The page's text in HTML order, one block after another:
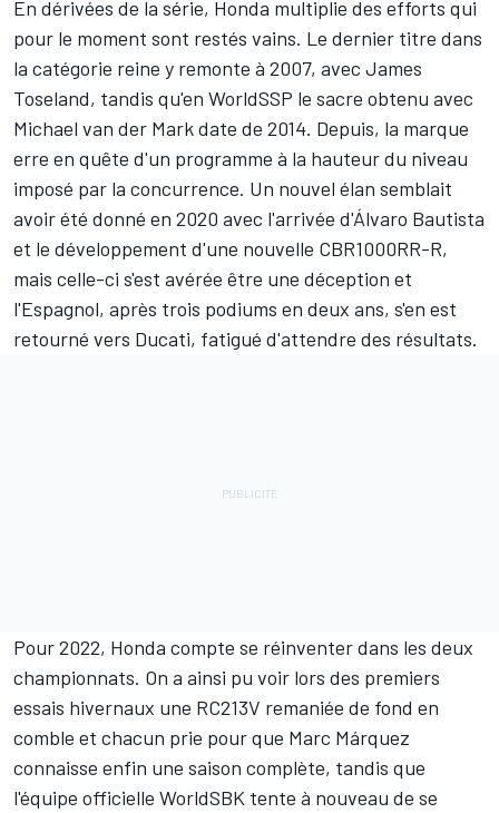
En dérivées de la série, Honda multiplie des efforts qui
pour le moment sont restés vains. Le dernier titre dans
la catégorie reine y remonte à 2007, avec James
Toseland, tandis qu'en WorldSSP le sacre obtenu avec
Michael van der Mark date de 2014. Depuis, la marque
erre en quête d'un programme à la hauteur du niveau
imposé par la concurrence. Un nouvel élan semblait
avoir été donné en 2020 avec l'arrivée d'Álvaro Bautista
et le développement d'une nouvelle CBR1000RR-R,
mais celle-ci s'est avérée être une déception et
l'Espagnol, après trois podiums en deux ans, s'en est
retourné vers Ducati, fatigué d'attendre des résultats.
Pour 2022, Honda compte se réinventer dans les deux
championnats. On a ainsi pu voir lors des premiers
essais hivernaux une RC213V remaniée de fond en
comble et chacun prie pour que Marc Márquez
connaisse enfin une saison complète, tandis que
l'équipe officielle WorldSBK tente à nouveau de se